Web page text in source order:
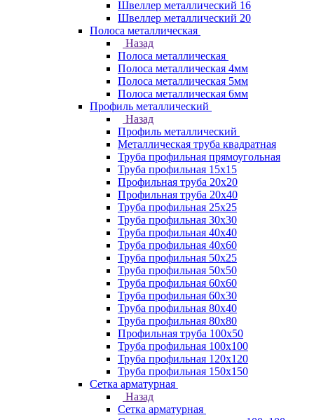
Швеллер металлический 16
Швеллер металлический 20
Полоса металлическая
Назад
Полоса металлическая
Полоса металлическая 4мм
Полоса металлическая 5мм
Полоса металлическая 6мм
Профиль металлический
Назад
Профиль металлический
Металлическая труба квадратная
Труба профильная прямоугольная
Труба профильная 15х15
Профильная труба 20х20
Профильная труба 20х40
Труба профильная 25х25
Труба профильная 30x30
Труба профильная 40х40
Труба профильная 40х60
Труба профильная 50х25
Труба профильная 50х50
Труба профильная 60x60
Труба профильная 60х30
Труба профильная 80х40
Труба профильная 80х80
Профильная труба 100х50
Труба профильная 100х100
Труба профильная 120х120
Труба профильная 150х150
Сетка арматурная
Назад
Сетка арматурная